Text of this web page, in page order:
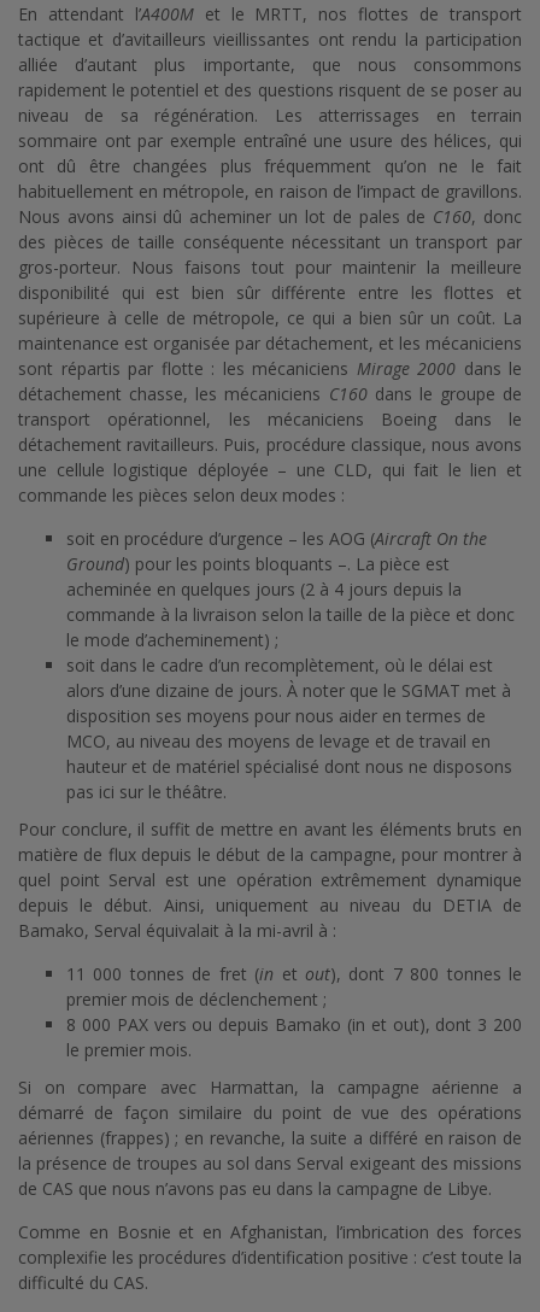
En attendant l’A400Met le MRTT, nos flottes de transport
tactique et d’avitailleurs vieillissantes ont rendu la participation
alliée d’autant plus importante, que nous consommons
rapidement le potentiel et des questions risquent de se poser au
niveau de sa régénération. Les atterrissages en terrain
sommaire ont par exemple entraîné une usure des hélices, qui
ont dû être changées plus fréquemment qu’on ne le fait
habituellement en métropole, en raison de l’impact de gravillons.
Nous avons ainsi dû acheminer un lot de pales de C160, donc
des pièces de taille conséquente nécessitant un transport par
gros-porteur. Nous faisons tout pour maintenir la meilleure
disponibilité qui est bien sûr différente entre les flottes et
supérieure à celle de métropole, ce qui a bien sûr un coût. La
maintenance est organisée par détachement, et les mécaniciens
sont répartis par flotte : les mécaniciens Mirage 2000 dans le
détachement chasse, les mécaniciens C160dans le groupe de
transport opérationnel, les mécaniciens Boeing dans le
détachement ravitailleurs. Puis, procédure classique, nous avons
une cellule logistique déployée – une CLD, qui fait le lien et
commande les pièces selon deux modes :
soit en procédure d’urgence – les AOG (Aircraft On the
Ground) pour les points bloquants –. La pièce est
acheminée en quelques jours (2 à 4 jours depuis la
commande à la livraison selon la taille de la pièce et donc
le mode d’acheminement) ;
soit dans le cadre d’un recomplètement, où le délai est
alors d’une dizaine de jours. À noter que le SGMAT met à
disposition ses moyens pour nous aider en termes de
MCO, au niveau des moyens de levage et de travail en
hauteur et de matériel spécialisé dont nous ne disposons
pas ici sur le théâtre.
Pour conclure, il suffit de mettre en avant les éléments bruts en
matière de flux depuis le début de la campagne, pour montrer à
quel point Serval est une opération extrêmement dynamique
depuis le début. Ainsi, uniquement au niveau du DETIA de
Bamako, Serval équivalait à la mi-avril à :
11 000 tonnes de fret (in et out), dont 7 800 tonnes le
premier mois de déclenchement ;
8 000 PAX vers ou depuis Bamako (in et out), dont 3 200
le premier mois.
Si on compare avec Harmattan, la campagne aérienne a
démarré de façon similaire du point de vue des opérations
aériennes (frappes) ; en revanche, la suite a différé en raison de
la présence de troupes au sol dans Serval exigeant des missions
de CAS que nous n’avons pas eu dans la campagne de Libye.
Comme en Bosnie et en Afghanistan, l’imbrication des forces
complexifie les procédures d’identification positive : c’est toute la
difficulté du CAS.